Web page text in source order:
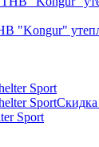
"Kongur"
Sport